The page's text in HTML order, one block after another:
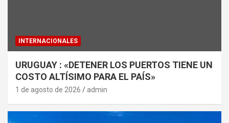
INTERNACIONALES
URUGUAY : «DETENER LOS PUERTOS TIENE UN
COSTO ALTÍSIMO PARA EL PAÍS»
1 de agosto de 2026 admin